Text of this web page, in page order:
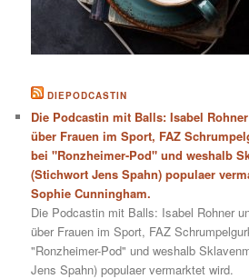
DIEPODCASTIN
Die Podcastin mit Balls: Isabel
über Frauen im Sport, FAZ
bei "Ronzheimer-Pod" und weshalb
(Stichwort Jens Spahn) populaer
Sophie Cunningham.
Die Podcastin mit Balls: Isabel Rohner
über Frauen im Sport, FAZ
"Ronzheimer-Pod" und weshalb
Jens Spahn) populaer vermarktet wird.